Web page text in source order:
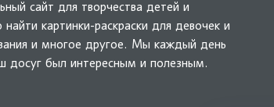
сайт для творчества детей и
картинки-раскраски для девочек и
и многое другое. Мы каждый день
досуг был интересным и полезным.